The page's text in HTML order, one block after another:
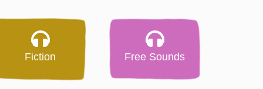
Fiction Free Sounds